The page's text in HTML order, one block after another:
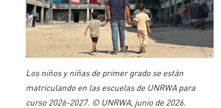
Los niños y niñas de primer grado se están
matriculando en las escuelas de UNRWA para
curso 2026-2027. © UNRWA, junio de 2026.